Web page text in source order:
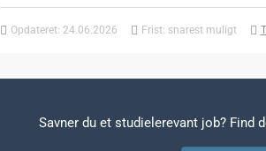
Opdateret: 24.06.2026 Frist: snarest muligt
Savner du et studielerevant job? Find